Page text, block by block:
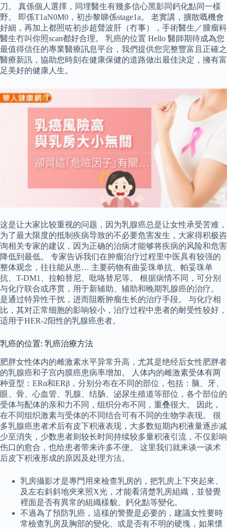
刀。 真係個人選擇，同埋醫生有幾多信心黑影同鈣化點同一樣
野。 即係T1aN0M0，初步黎睇係stage1a。 老實講，擴散嘅機會
好細，再加上都照咗初步超聲波肝（冇事），手術醫生／腫瘤科
醫生冇叫你照scan都好合理。 乳癌的位置 Hello 醫師期待成為您
最值得信任的專業醫療訊息平台，我們提供您完整豐富且正確之
醫療新訊，協助您時刻在健康保健的道路做出最佳決定，擁有富
足美好的健康人生。
这是让大家比较重视的问题，因为乳腺癌总是让女性承受苦难，
为了最大限度的抵制疾病导致的不必要危害发生，大家得积极咨
询相关专家的建议，因为正确的治病才能够将疾病的风险和危害
降低到最低。 专家告诉我们在肿瘤治疗过程里中医具有较强的
整体观念，往往能从患… 主要药物有曲妥珠单抗、帕妥珠单
抗、T-DM1、拉帕替尼、吡咯替尼等。 根据病情不同，可分别
与化疗联合或序贯，用于新辅助、辅助和晚期乳腺癌的治疗。
是通过特异性干扰，进而阻断肿瘤生长的治疗手段。 与化疗相
比，其对正常细胞的影响较小，治疗过程中患者的耐受性较好，
适用于HER-2阳性的乳腺癌患者。
乳癌的位置: 乳癌治療方法
肥胖女性体内的雌激素水平异常升高，尤其是绝经后女性肥胖者
的乳腺癌和子宫内膜癌患病率增加。 人体内的雌激素受体有两
种亚型：ERα和ERβ，分别分布在不同的部位，包括：脑、牙、
眼、骨、心血管、乳腺、结肠、泌尿生殖道等部位，各个部位的
受体与配体的亲和力不同，组织分布不同，重叠很大。 因此，
在不同组织激素与受体的不同结合可有不同的生物学表现。 很
多乳腺癌患者术后有皮下积液表现，大多数短期内积液量逐步减
少至消失，少数患者则较长时间持续较多量积液引流，不仅影响
伤口的愈合，也给患者带来许多不便。 这里我们就来谈一谈术
后皮下积液形成的原因及处理方法。
乳房攝影才是專門用來檢查乳房的，把乳房上下夾起來、
及左右斜斜地夾來照X光，才能看清楚乳房組織，並發覺
裡面是否有異常的組織樣貌、鈣化點等變化。
不過為了預防乳癌，這樣的警覺是必要的，建議女性要時
常檢查乳房及胸部的變化、或是否有不明的硬塊，如果懷